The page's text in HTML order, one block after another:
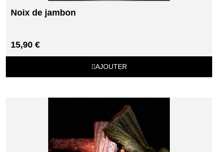
Noix de jambon
15,90 €
AJOUTER